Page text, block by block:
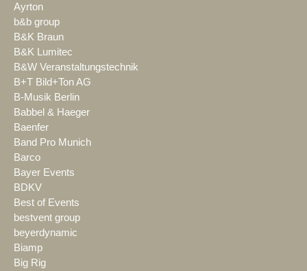
Ayrton
b&b group
B&K Braun
B&K Lumitec
B&W Veranstaltungstechnik
B+T Bild+Ton AG
B-Musik Berlin
Babbel & Haeger
Baenfer
Band Pro Munich
Barco
Bayer Events
BDKV
Best of Events
bestvent group
beyerdynamic
Biamp
Big Rig